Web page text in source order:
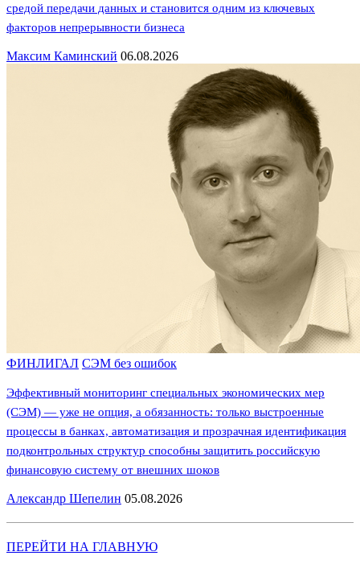
средой передачи данных и становится одним из ключевых
факторов непрерывности бизнеса
Максим Каминский 06.08.2026
ФИНЛИГАЛ СЭМ без ошибок
Эффективный мониторинг специальных экономических мер
(СЭМ) — уже не опция, а обязанность: только выстроенные
процессы в банках, автоматизация и прозрачная идентификация
подконтрольных структур способны защитить российскую
финансовую систему от внешних шоков
Александр Шепелин 05.08.2026
ПЕРЕЙТИ НА ГЛАВНУЮ